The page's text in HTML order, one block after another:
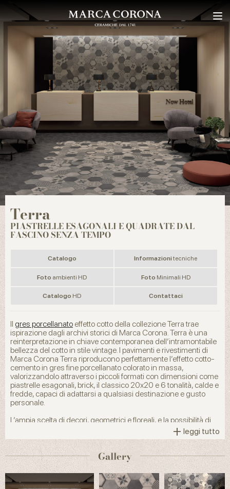
Terra
PIASTRELLE ESAGONALI E QUADRATE DAL
FASCINO SENZA TEMPO
Catalogo Informazionitecniche
Foto ambienti HD Foto Minimali HD
Catalogo HD Contattaci
Il gres porcellanato effetto cotto della collezione Terra trae
ispirazione dagli archivi storici di Marca Corona. Terra è una
reinterpretazione in chiave contemporanea dell’intramontabile
bellezza del cotto in stile vintage. I pavimenti e rivestimenti di
Marca Corona Terra riproducono perfettamente l’effetto cotto-
cemento in gres fine porcellanato colorato in massa,
valorizzandolo attraverso i piccoli formati con dimensioni come
piastrelle esagonali, brick, il classico 20x20 e 6 tonalità, calde e
fredde, capaci di adattarsi a qualsiasi destinazione e gusto
personale.
L’ampia scelta di decori, geometrici e floreali, e la possibilità di
mixare formati e pattern consentono di creare infinite
combinazioni decorative, rendendo così ogni proposta, dalle
piastrelle in gres porcellanato effetto cotto per la cucina alle
piastrelle bagno, dal living agli interni commerciali con
pavimenti esagonali, una soluzione unica e inconfondibile. Le
pareti e i pavimenti di questa collezione garantiscono elevate
performance e potenzialità espressive.
+ leggi tutto
Gallery